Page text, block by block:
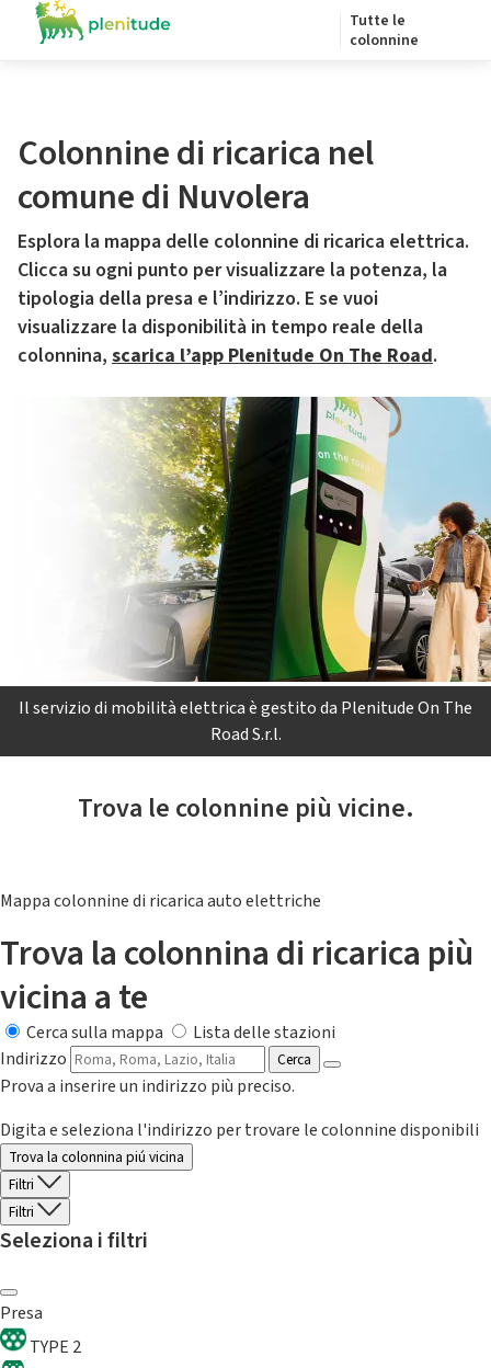
Tutte le
colonnine
Colonnine di ricarica nel
comune di Nuvolera
Esplora la mappa delle colonnine di ricarica elettrica.
Clicca su ogni punto per visualizzare la potenza, la
tipologia della presa e l’indirizzo. E se vuoi
visualizzare la disponibilità in tempo reale della
colonnina, scarica l’app Plenitude On The Road.
Il servizio di mobilità elettrica è gestito da Plenitude On The
Road S.r.l.
Trova le colonnine più vicine.
Mappa colonnine di ricarica auto elettriche
Trova la colonnina di ricarica più
vicina a te
Cerca sulla mappa
Lista delle stazioni
Indirizzo
Cerca
Prova a inserire un indirizzo più preciso.
Digita e seleziona l'indirizzo per trovare le colonnine disponibili
Trova la colonnina piú vicina
Filtri
Filtri
Seleziona i filtri
Presa
TYPE 2